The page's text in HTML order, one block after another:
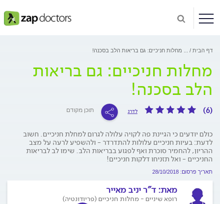
דף הבית מחלות חניכיים: גם בריאות הלב בסכנה!
מחלות חניכיים: גם בריאות
הלב בסכנה!
(6) לדרג תוכן מקודם
כולם יודעים כי הגיינת פה לקויה עלולה לגרום למחלת חניכיים. חשוב
לדעת: בעיות חניכיים עלולות להתדרדר - ולהשפיע לרעה על מצב
ההריון, להחמיר סוכרת ואף לפגוע בבריאות הלב. שימו לב לבריאות
החניכיים - ואל תזניחו דלקות חניכיים!
תאריך פרסום: 28/10/2018
מאת: ד"ר יניב מאייר
רופא שיניים - מחלות חניכיים (פריודונטיה)